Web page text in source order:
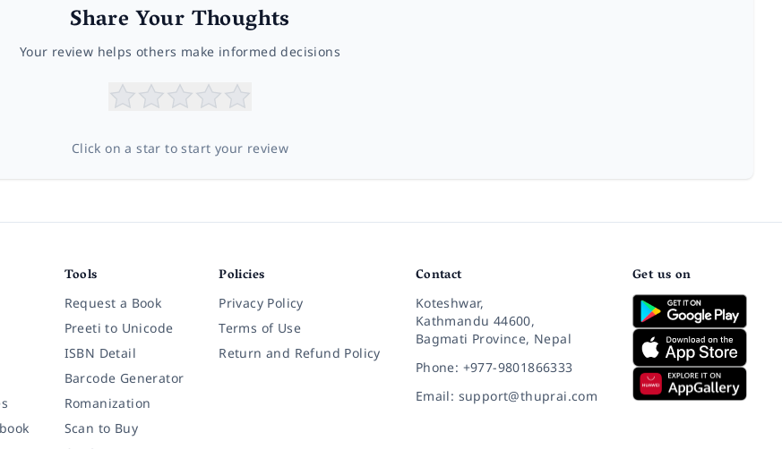
Share Your Thoughts
Your review helps others make informed decisions
Click on a star to start your review
Tools
Request a Book
Preeti to Unicode
ISBN Detail
Barcode Generator
Romanization
Scan to Buy
Policies
Privacy Policy
Terms of Use
Return and Refund Policy
Contact
Koteshwar,
Kathmandu 44600,
Bagmati Province, Nepal
Phone: +977-9801866333
Email: support@thuprai.com
Get us on